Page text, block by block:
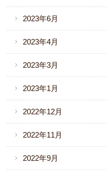
2023年6月
2023年4月
2023年3月
2023年1月
2022年12月
2022年11月
2022年9月